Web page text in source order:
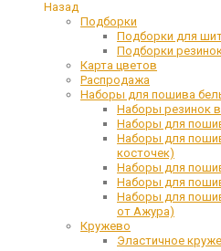
Назад
Подборки
Подборки для
Подборки
Карта цветов
Распродажа
Наборы для пошива
Наборы резинок
Наборы для
Наборы для
косточек)
Наборы для
Наборы для
Наборы для
от Ажура)
Кружево
Эластичное